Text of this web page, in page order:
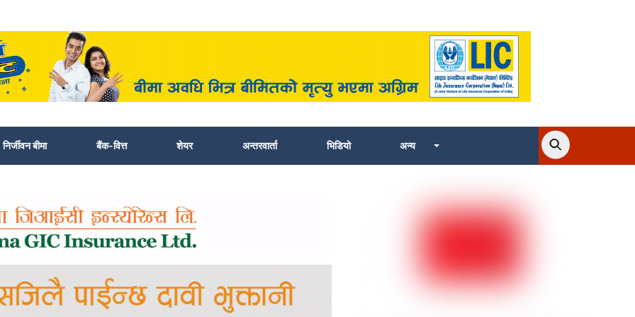
निर्जीवन बीमा बैंक-वित्त शेयर अन्तरवार्ता भिडियो अन्य